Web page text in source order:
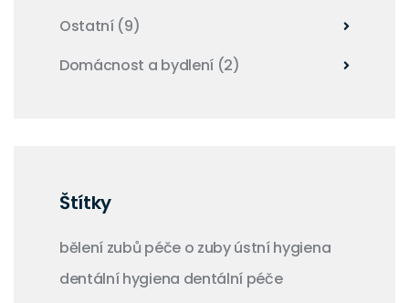
Ostatní (9)
Domácnost a bydlení (2)
Štítky
bělení zubů péče o zubyústní hygiena
dentální hygiena dentální péče